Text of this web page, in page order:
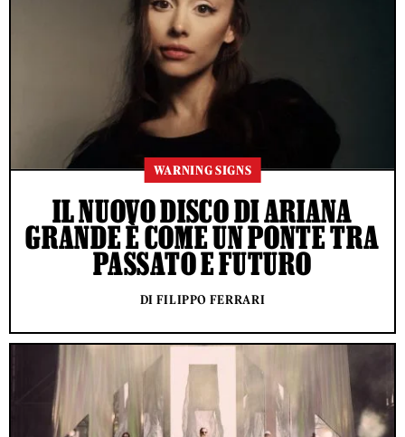
WARNING SIGNS
IL NUOVO DISCO DI ARIANA
GRANDE È COME UN PONTE TRA
PASSATO E FUTURO
DI FILIPPO FERRARI